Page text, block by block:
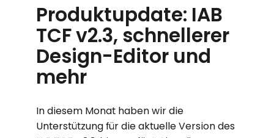
Produktupdate: IAB
TCF v2.3, schnellerer
Design-Editor und
mehr
In diesem Monat haben wir die
Unterstützung für die aktuelle Version des